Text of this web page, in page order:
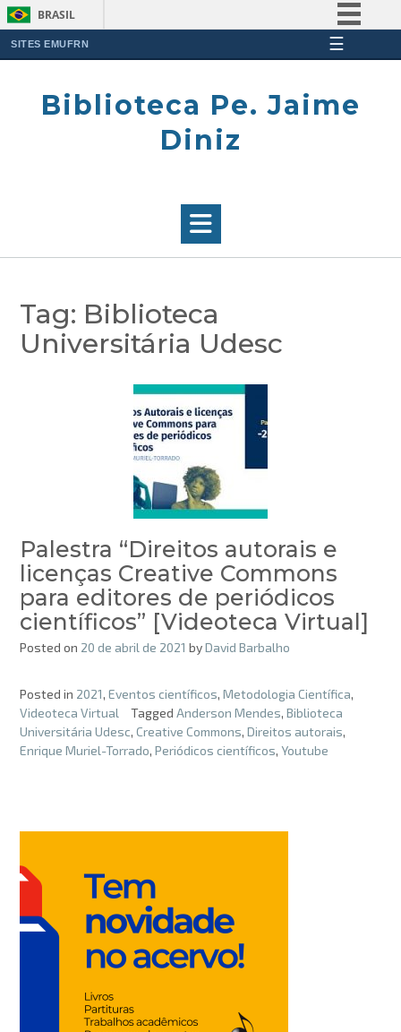
BRASIL
Participe
SITES EMUFRN ☰
Biblioteca Pe. Jaime
Diniz
Tag: Biblioteca
Universitária Udesc
Palestra “Direitos autorais e
licenças Creative Commons
para editores de periódicos
científicos” [Videoteca Virtual]
Posted on 20 de abril de 2021 byDavid Barbalho
Posted in 2021, Eventos científicos, Metodologia Científica,
Videoteca Virtual
Tagged Anderson Mendes, Biblioteca
Universitária Udesc, Creative Commons, Direitos autorais,
Enrique Muriel-Torrado, Periódicos científicos, Youtube